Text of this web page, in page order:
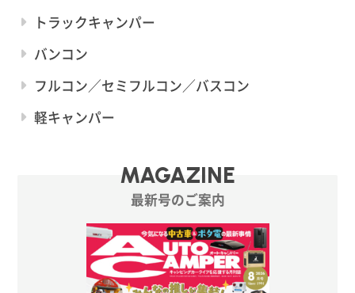
トラックキャンパー
バンコン
フルコン／セミフルコン／バスコン
軽キャンパー
MAGAZINE
最新号のご案内